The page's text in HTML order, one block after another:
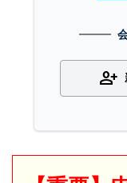
person_add